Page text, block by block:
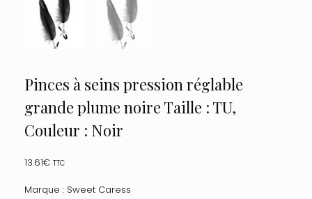
Pinces à seins pression réglable
grande plume noire Taille : TU,
Couleur : Noir
13.61€ TTC
Marque : Sweet Caress